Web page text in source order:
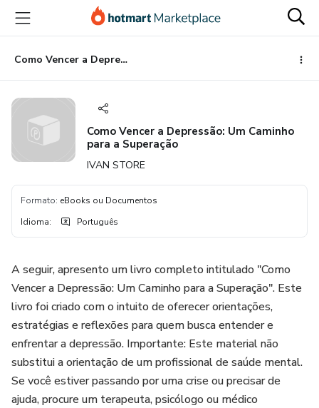
para
conteúdo
principal
para
pagamento
para
rodapé
Como Vencer a Depressão: Um Caminho para a Superação
Como Vencer a Depressão: Um Caminho
para a Superação
IVAN STORE
Formato: eBooks ou Documentos
Idioma: Português
A seguir, apresento um livro completo intitulado "Como
Vencer a Depressão: Um Caminho para a Superação". Este
livro foi criado com o intuito de oferecer orientações,
estratégias e reflexões para quem busca entender e
enfrentar a depressão. Importante: Este material não
substitui a orientação de um profissional de saúde mental.
Se você estiver passando por uma crise ou precisar de
ajuda, procure um terapeuta, psicólogo ou médico